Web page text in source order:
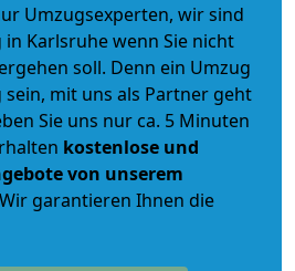
Umzugsexperten, wir sind
Karlsruhe wenn Sie nicht
soll. Denn ein Umzug
mit uns als Partner geht
Sie uns nur ca. 5 Minuten
kostenlose und
von unserem
garantieren Ihnen die